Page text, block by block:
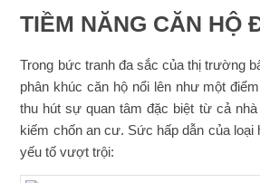
TIỀM NĂNG CĂN HỘ
Trong bức tranh đa sắc của thị trường
phân khúc căn hộ nổi lên như một
thu hút sự quan tâm đặc biệt từ cả
kiếm chốn an cư. Sức hấp dẫn của loại
yếu tố vượt trội: